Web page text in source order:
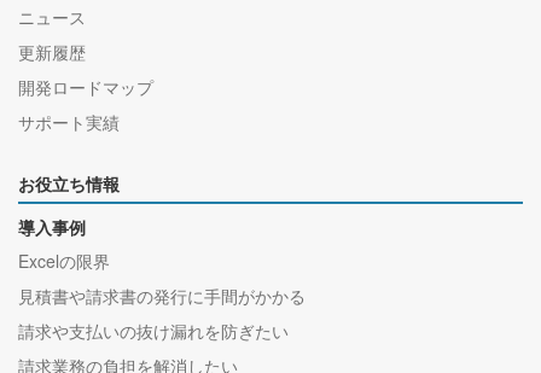
ニュース
更新履歴
開発ロードマップ
サポート実績
お役立ち情報
導入事例
Excelの限界
見積書や請求書の発行に手間がかかる
請求や支払いの抜け漏れを防ぎたい
請求業務の負担を解消したい